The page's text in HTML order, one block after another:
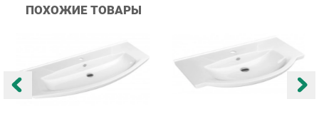
Купить
Элеганс 105 7671 Белая
7 190 ₽ Купить
Элеганс 75 7672 Белая
3 654 ₽